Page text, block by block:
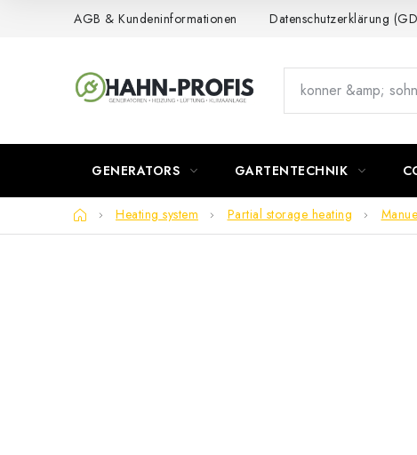
AGB & Kundeninformationen Datenschutzerklärung
GENERATORS GARTENTECHNIK
HomeHeating system Partial storage heating